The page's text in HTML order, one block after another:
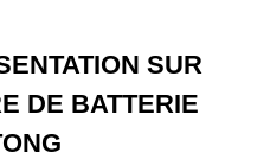
SUR
DE BATTERIE